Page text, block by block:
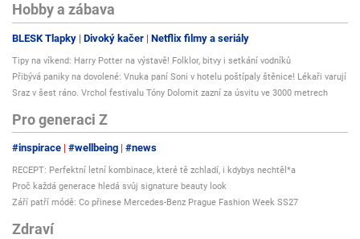
Hobby a zábava
BLESK Tlapky Divoký kačer Netflix filmy a seriály
Tipy na víkend: Harry Potter na výstavě! Folklor, bitvy i setkání vodníků
Přibývá paniky na dovolené: Vnuka paní Soni v hotelu poštípaly štěnice! Lékaři varují
Sraz v šest ráno. Vrchol festivalu Tóny Dolomit zazní za úsvitu ve 3000 metrech
Pro generaci Z
#inspirace #wellbeing #news
RECEPT: Perfektní letní kombinace, které tě zchladí, i kdybys nechtěl*a
Proč každá generace hledá svůj signature beauty look
Září patří módě: Co přinese Mercedes-Benz Prague Fashion Week SS27
Zdraví